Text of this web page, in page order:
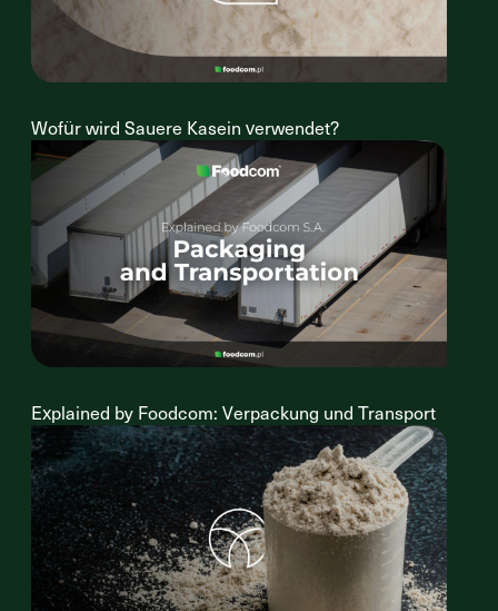
Wofür wird Sauere Kasein verwendet?
Explained by Foodcom: Verpackung und Transport